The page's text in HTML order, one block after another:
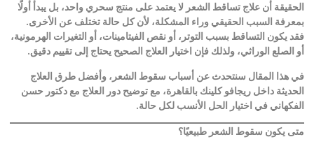
الحقيقة أن علاج تساقط الشعر لا يعتمد على منتج سحري واحد، بل يبدأ أولًا
بمعرفة السبب الحقيقي وراء المشكلة، لأن كل حالة تختلف عن الأخرى.
فقد يكون التساقط بسبب التوتر، أو نقص الفيتامينات، أو التغيرات الهرمونية،
أو الصلع الوراثي، ولذلك فإن اختيار العلاج الصحيح يحتاج إلى تقييم دقيق.
في هذا المقال سنتحدث عن أسباب سقوط الشعر، وأفضل طرق العلاج
الحديثة داخل ريجافو كلينك بالقاهرة، مع توضيح دور العلاج مع دكتور حسن
الفكهاني في اختيار الحل الأنسب لكل حالة.
متى يكون سقوط الشعر طبيعيًا؟